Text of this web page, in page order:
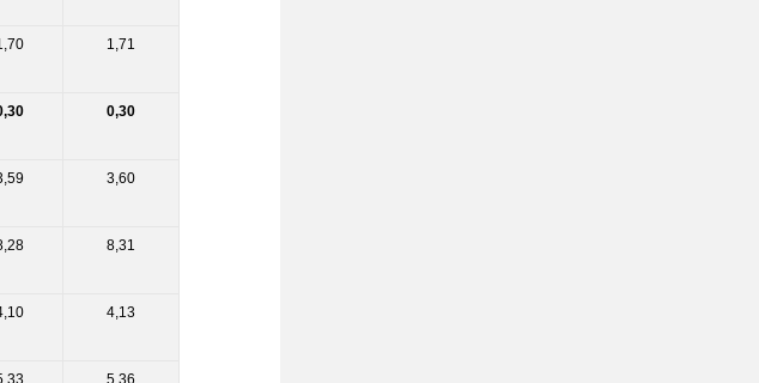
1,71
0,30
3,60
8,31
4,13
5,36